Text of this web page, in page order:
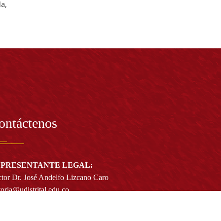
LEGAL:
Dr. José Andelfo Lizcano Caro